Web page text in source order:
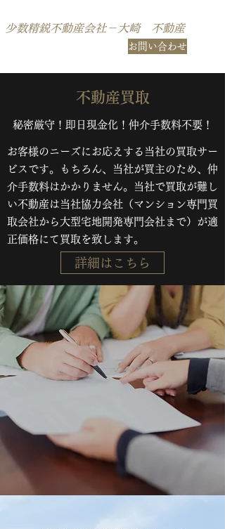
お問い合わせ
少数精鋭不動産会社－大崎 不動産
​不動産買取
​秘密厳守！即日現金化！仲介手数料不要！
お客様のニーズにお応えする当社の買取サー
ビスです。もちろん、当社が買主のため、仲
介手数料はかかりません。当社で買取が難し
い不動産は当社協力会社（マンション専門買
取会社から大型宅地開発専門会社まで）が適
正価格にて買取を致します。
詳細はこちら